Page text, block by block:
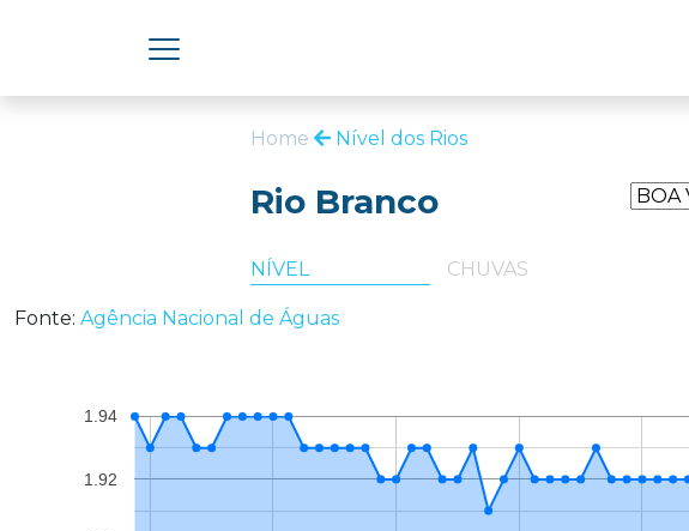
Home Nível dos Rios
Rio Branco
NÍVEL CHUVAS
Fonte: Agência Nacional de Águas
1.92
1.94